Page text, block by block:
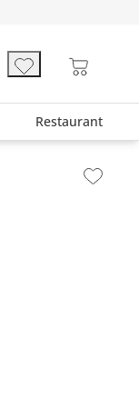
Restaurant